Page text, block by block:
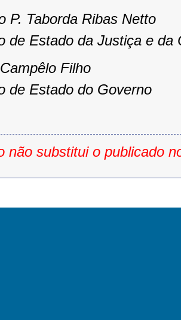
P. Taborda Ribas Netto
de Estado da Justiça e da
Filho
de Estado do Governo
não substitui o publicado